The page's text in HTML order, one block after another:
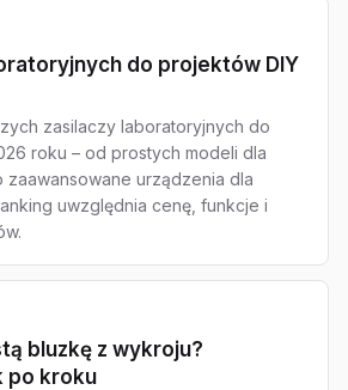
do projektów DIY
zasilaczy laboratoryjnych do
roku – od prostych modeli dla
urządzenia dla
uwzględnia cenę, funkcje i
bluzkę z wykroju?
po kroku